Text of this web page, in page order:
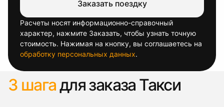
Заказать поездку
Расчеты носят информационно-справочный
характер, нажмите Заказать, чтобы узнать точную
стоимость. Нажимая на кнопку, вы соглашаетесь на
обработку персональных данных.
3 шагадля заказа Такси